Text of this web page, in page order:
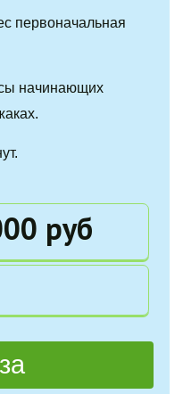
первоначальная
начинающих
руб